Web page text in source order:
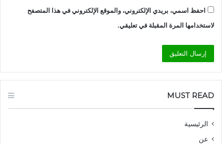
احفظ اسمي، بريدي الإلكتروني، والموقع الإلكتروني في هذا المتصفح
لاستخدامها المرة المقبلة في تعليقي.
MUST READ
الرئيسية
عن